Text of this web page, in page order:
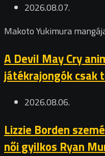
2026.08.07.
Makoto Yukimura
A Devil May Cry
játékrajongók csak
2026.08.06.
Lizzie Borden
női gyilkos Ryan